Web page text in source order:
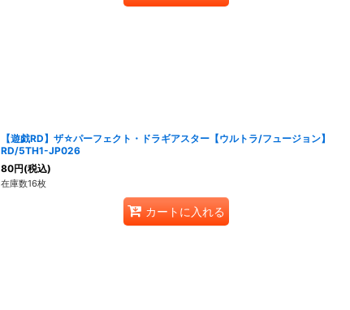
【遊戯RD】ザ☆パーフェクト・ドラギアスター【ウルトラ/フュージョン】
RD/5TH1-JP026
80円(税込)
在庫数16枚
カートに入れる